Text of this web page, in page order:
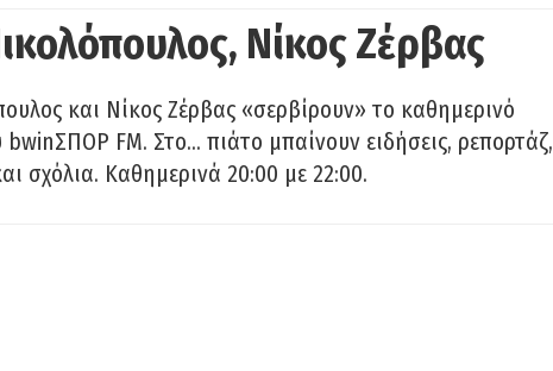
Νίκος Ζέρβας
και Νίκος Ζέρβας «σερβίρουν» το καθημερινό
bwinΣΠΟΡ FM. Στο… πιάτο μπαίνουν ειδήσεις, ρεπορτάζ,
σχόλια. Καθημερινά 20:00 με 22:00.